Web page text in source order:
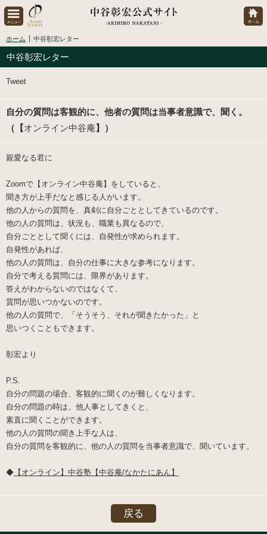
ホーム 中谷彰宏レター
中谷彰宏レター
Tweet
自分の質問は客観的に、他者の質問は当事者意識で、聞く。
（【オンライン中谷庵】）
親愛なる君に
Zoomで【オンライン中谷庵】をしていると、
聞き方が上手だなと感じる人がいます。
他の人からの質問を、真剣に自分ごととしてきているのです。
他の人の質問は、状況も、職業も異なるので、
自分ごととして聞くには、自発性が求められます。
自発性があれば、
他の人の質問は、自分の仕事に大きな参考になります。
自分で考える質問には、限界があります。
答えがわからないのではなくて、
質問が思いつかないのです。
他の人の質問で、「そうそう、それが聞きたかった」と
思いつくこともできます。
彰宏より
P.S.
自分の問題の場合、客観的に聞くのが難しくなります。
自分の問題の時は、他人事としてきくと、
素直に聞くことができます。
他の人の質問の聞き上手な人は、
自分の質問を客観的に、他の人の質問を当事者意識で、聞いています。
◆ 【オンライン】中谷塾【中谷庵/なかたにあん】
戻る